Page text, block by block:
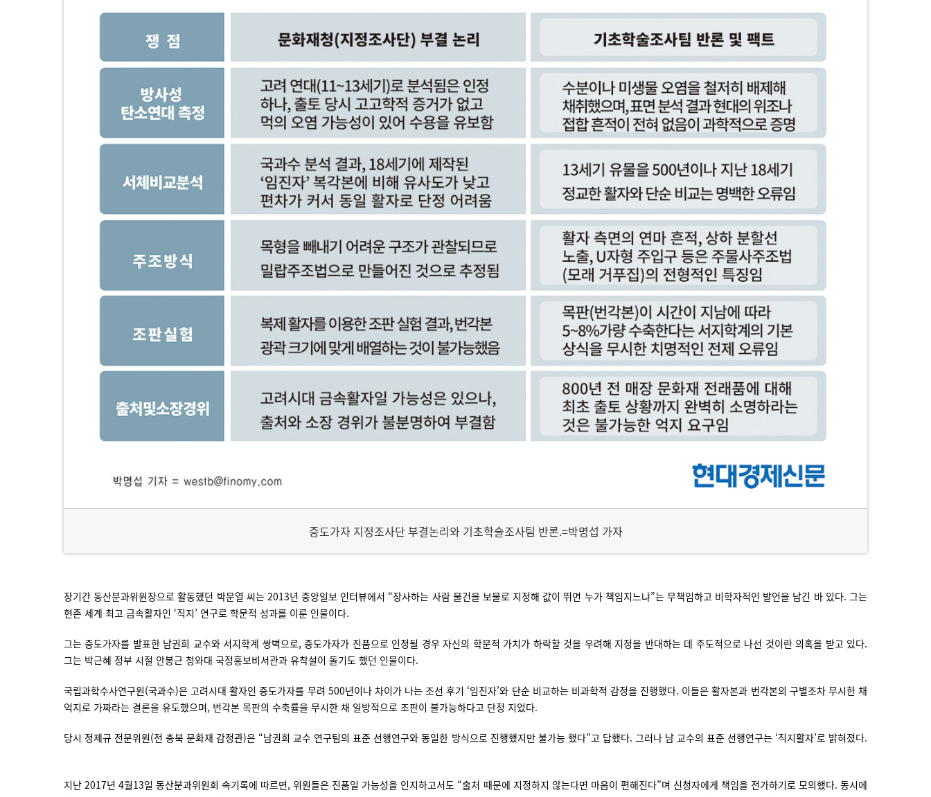
증도가자 지정조사단 부결논리와 기초학술조사팀 반론.=박명섭 가자
장기간 동산분과위원장으로 활동했던 박문열 씨는 2013년 중앙일보 인터뷰에서 “장사하는 사람 물건을 보물로 지정해 값이 뛰면 누가 책임지느냐”는 무책임하고 비학자적인 발언을 남긴 바 있다. 그는
현존 세계 최고 금속활자인 ‘직지’ 연구로 학문적 성과를 이룬 인물이다.
그는 증도가자를 발표한 남권희 교수와 서지학계 쌍벽으로, 증도가자가 진품으로 인정될 경우 자신의 학문적 가치가 하락할 것을 우려해 지정을 반대하는 데 주도적으로 나선 것이란 의혹을 받고 있다.
그는 박근혜 정부 시절 안봉근 청와대 국정홍보비서관과 유착설이 돌기도 했던 인물이다.
국립과학수사연구원(국과수)은 고려시대 활자인 증도가자를 무려 500년이나 차이가 나는 조선 후기 ‘임진자’와 단순 비교하는 비과학적 감정을 진행했다. 이들은 활자본과 번각본의 구별조차 무시한 채
억지로 가짜라는 결론을 유도했으며, 번각본 목판의 수축률을 무시한 채 일방적으로 조판이 불가능하다고 단정 지었다.
당시 정제규 전문위원(전 충북 문화재 감정관)은 “남권희 교수 연구팀의 표준 선행연구와 동일한 방식으로 진행했지만 불가능 했다”고 답했다. 그러나 남 교수의 표준 선행연구는 ‘직지활자’로 밝혀졌다.
지난 2017년 4월13일 동산분과위원회 속기록에 따르면, 위원들은 진품일 가능성을 인지하고서도 “출처 때문에 지정하지 않는다면 마음이 편해진다”며 신청자에게 책임을 전가하기로 모의했다. 동시에